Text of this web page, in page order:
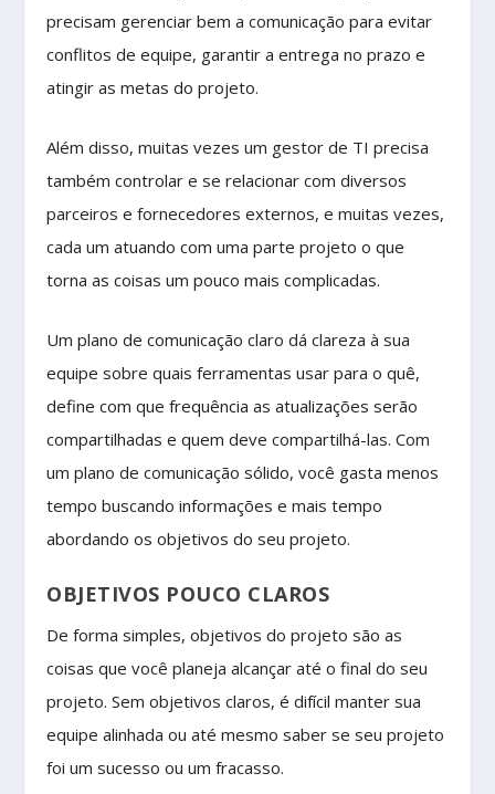
precisam gerenciar bem a comunicação para evitar
conflitos de equipe, garantir a entrega no prazo e
atingir as metas do projeto.
Além disso, muitas vezes um gestor de TI precisa
também controlar e se relacionar com diversos
parceiros e fornecedores externos, e muitas vezes,
cada um atuando com uma parte projeto o que
torna as coisas um pouco mais complicadas.
Um plano de comunicação claro dá clareza à sua
equipe sobre quais ferramentas usar para o quê,
define com que frequência as atualizações serão
compartilhadas e quem deve compartilhá-las. Com
um plano de comunicação sólido, você gasta menos
tempo buscando informações e mais tempo
abordando os objetivos do seu projeto.
OBJETIVOS POUCO CLAROS
De forma simples, objetivos do projeto são as
coisas que você planeja alcançar até o final do seu
projeto. Sem objetivos claros, é difícil manter sua
equipe alinhada ou até mesmo saber se seu projeto
foi um sucesso ou um fracasso.